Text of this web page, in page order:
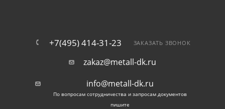
+7(495) 414-31-23 ЗАКАЗАТЬ ЗВОНОК
zakaz@metall-dk.ru
info@metall-dk.ru
По вопросам сотрудничества и запросам документов
пишите